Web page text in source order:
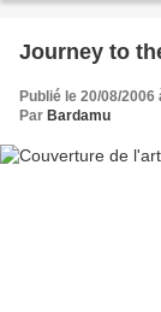
Journey to
Publié le 20/08/2006
Par Bardamu